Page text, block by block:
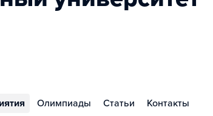
Олимпиады Статьи Контакты